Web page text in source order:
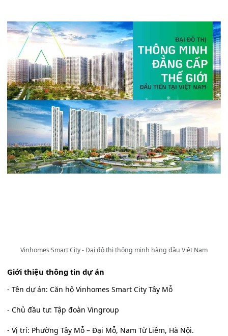
Vinhomes Smart City - Đại đô thị thông minh hàng đầu Việt Nam
Giới thiệu thông tin dự án
- Tên dự án: Căn hộ Vinhomes Smart City Tây Mỗ
- Chủ đầu tư: Tập đoàn Vingroup
- Vị trí: Phường Tây Mỗ – Đại Mỗ, Nam Từ Liêm, Hà Nội.